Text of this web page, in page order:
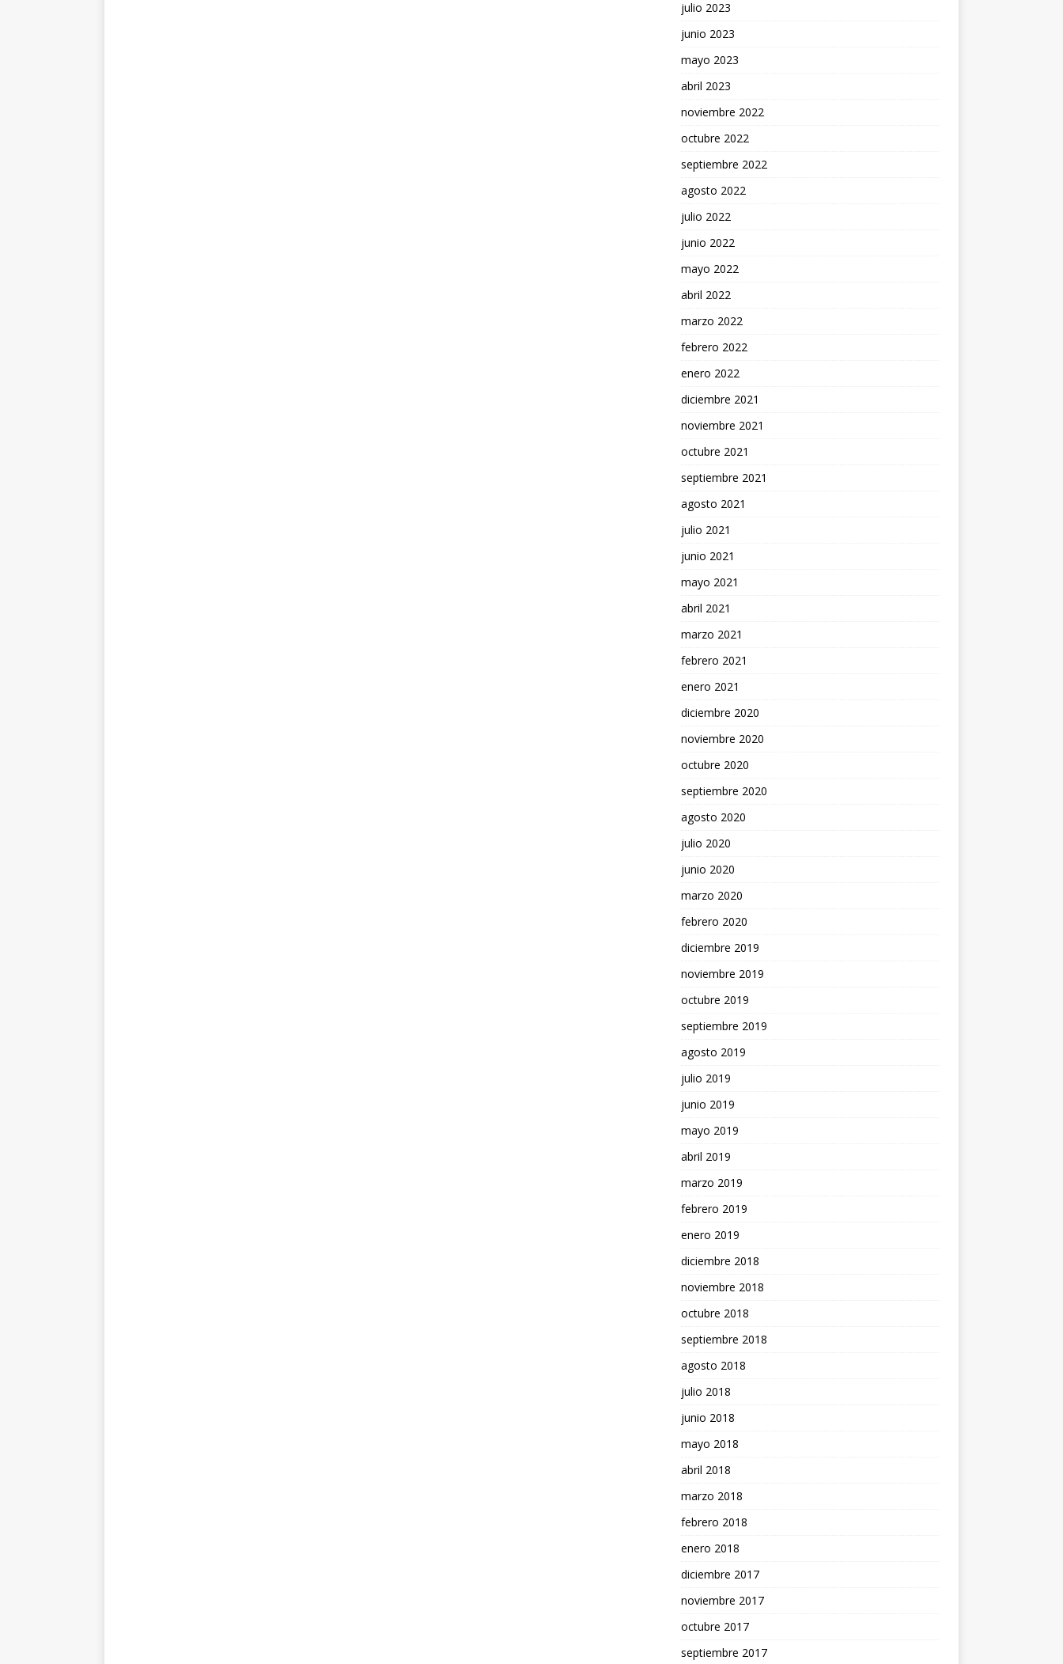
julio 2023
junio 2023
mayo 2023
abril 2023
noviembre 2022
octubre 2022
septiembre 2022
agosto 2022
julio 2022
junio 2022
mayo 2022
abril 2022
marzo 2022
febrero 2022
enero 2022
diciembre 2021
noviembre 2021
octubre 2021
septiembre 2021
agosto 2021
julio 2021
junio 2021
mayo 2021
abril 2021
marzo 2021
febrero 2021
enero 2021
diciembre 2020
noviembre 2020
octubre 2020
septiembre 2020
agosto 2020
julio 2020
junio 2020
marzo 2020
febrero 2020
diciembre 2019
noviembre 2019
octubre 2019
septiembre 2019
agosto 2019
julio 2019
junio 2019
mayo 2019
abril 2019
marzo 2019
febrero 2019
enero 2019
diciembre 2018
noviembre 2018
octubre 2018
septiembre 2018
agosto 2018
julio 2018
junio 2018
mayo 2018
abril 2018
marzo 2018
febrero 2018
enero 2018
diciembre 2017
noviembre 2017
octubre 2017
septiembre 2017